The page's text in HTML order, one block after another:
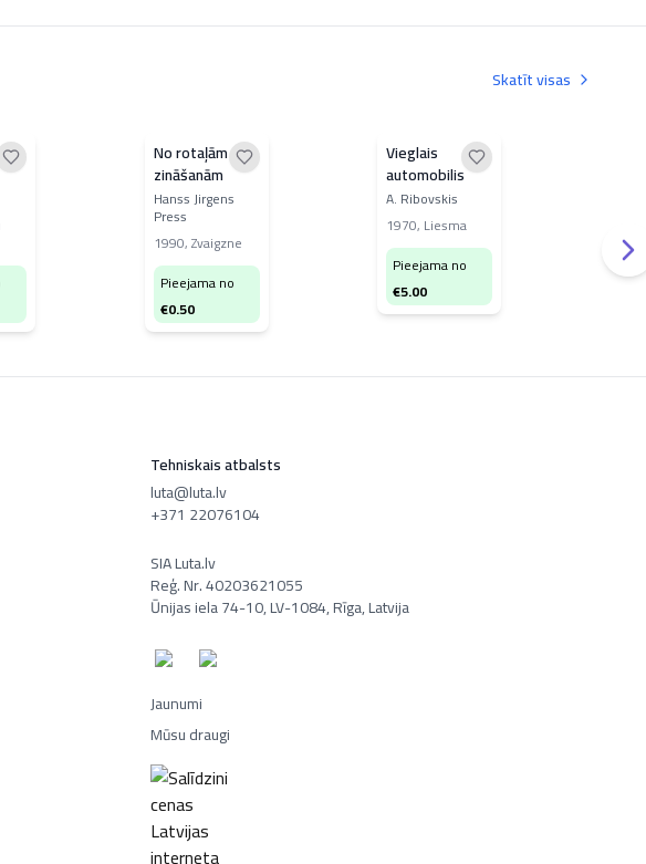
Skatīt visas
No rotaļām uz
zināšanām
Hanss Jirgens
Press
1990,Zvaigzne
Pieejama no
€0.50
Vieglais
automobilis
A. Ribovskis
1970, Liesma
Pieejama no
€5.00
Tehniskais atbalsts
luta@luta.lv
+371 22076104
SIA Luta.lv
Reģ. Nr. 40203621055
Ūnijas iela 74-10, LV-1084, Rīga, Latvija
Jaunumi
Mūsu draugi